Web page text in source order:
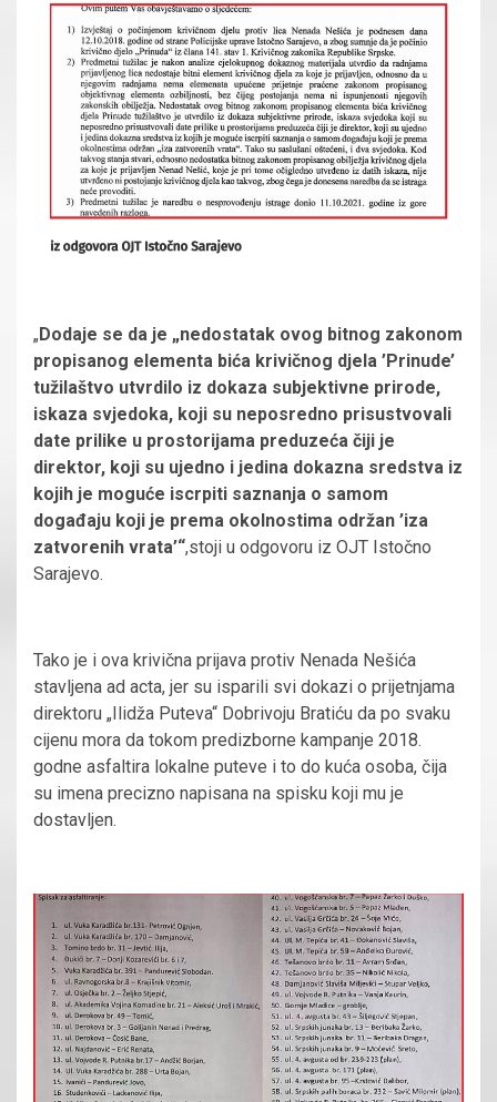
„Dodaje se da je „nedostatak ovog bitnog zakonom
propisanog elementa bića krivičnog djela ’Prinude’
tužilaštvo utvrdilo iz dokaza subjektivne prirode,
iskaza svjedoka, koji su neposredno prisustvovali
date prilike u prostorijama preduzeća čiji je
direktor, koji su ujedno i jedina dokazna sredstva iz
kojih je moguće iscrpiti saznanja o samom
događaju koji je prema okolnostima održan ’iza
zatvorenih vrata’“,stoji u odgovoru iz OJT Istočno
Sarajevo.
Tako je i ova krivična prijava protiv Nenada Nešića
stavljena ad acta, jer su isparili svi dokazi o prijetnjama
direktoru „Ilidža Puteva“ Dobrivoju Bratiću da po svaku
cijenu mora da tokom predizborne kampanje 2018.
godne asfaltira lokalne puteve i to do kuća osoba, čija
su imena precizno napisana na spisku koji mu je
dostavljen.